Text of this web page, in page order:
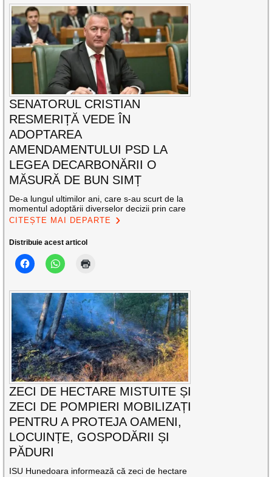
SENATORUL CRISTIAN
RESMERIȚĂ VEDE ÎN
ADOPTAREA
AMENDAMENTULUI PSD LA
LEGEA DECARBONĂRII O
MĂSURĂ DE BUN SIMȚ
De-a lungul ultimilor ani, care s-au scurt de la
momentul adoptării diverselor decizii prin care
CITEȘTE MAI DEPARTE
Distribuie acest articol
ZECI DE HECTARE MISTUITE ȘI
ZECI DE POMPIERI MOBILIZAȚI
PENTRU A PROTEJA OAMENI,
LOCUINȚE, GOSPODĂRII ȘI
PĂDURI
ISU Hunedoara informează că zeci de hectare